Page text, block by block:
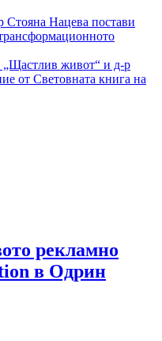
Стояна Нацева постави
„Щастлив живот“ и д-р
от Световната книга на
рекламно
в Одрин